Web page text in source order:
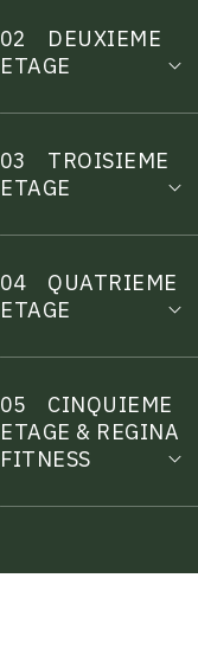
02
DEUXIEME
ETAGE
03
TROISIEME
ETAGE
04
QUATRIEME
ETAGE
05
CINQUIEME
ETAGE & REGINA
FITNESS